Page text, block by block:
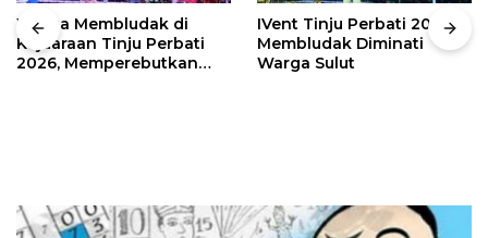
Warga Membludak di
Kejuaraan Tinju Perbati
2026, Memperebutkan
IVent Tinju Perbati 2026
Membludak Diminati
Warga Sulut